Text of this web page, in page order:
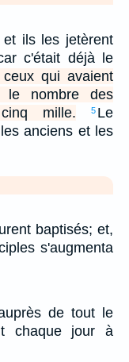
ils les jetèrent
c'était déjà le
qui avaient
le nombre des
mille.
5 Le
anciens et les
baptisés; et,
s'augmenta
de tout le
chaque jour à